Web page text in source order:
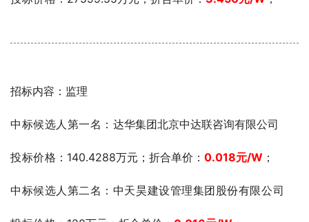
招标内容：监理
中标候选人第一名： 达华集团北京中达联咨询有限公司
投标价格 ：140.4288万元；折合单价：0.018元/W ；
中标候选人第二名：中天昊建设管理集团股份有限公司